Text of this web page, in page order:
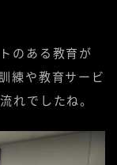
のある教育が
練や教育サービ
れでしたね。